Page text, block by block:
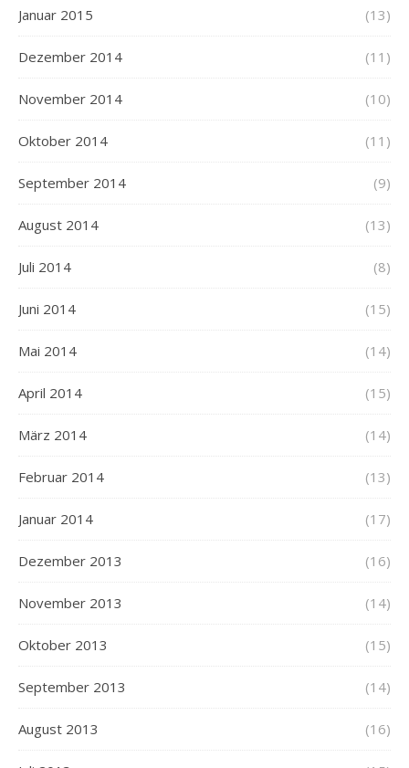
Januar 2015 (13)
Dezember 2014 (11)
November 2014 (10)
Oktober 2014 (11)
September 2014 (9)
August 2014 (13)
Juli 2014 (8)
Juni 2014 (15)
Mai 2014 (14)
April 2014 (15)
März 2014 (14)
Februar 2014 (13)
Januar 2014 (17)
Dezember 2013 (16)
November 2013 (14)
Oktober 2013 (15)
September 2013 (14)
August 2013 (16)